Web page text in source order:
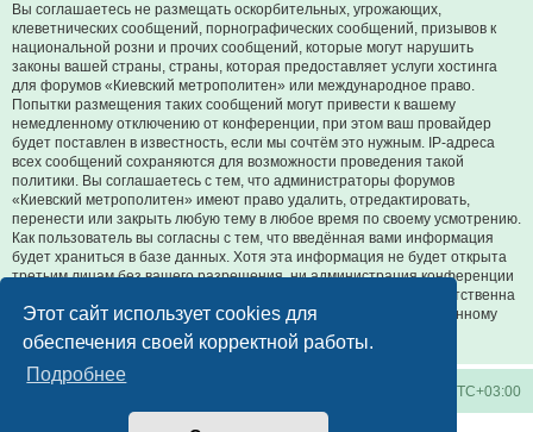
Этот сайт использует cookies для
обеспечения своей корректной работы.
Подробнее
Вы соглашаетесь не размещать оскорбительных, угрожающих,
клеветнических сообщений, порнографических сообщений, призывов к
национальной розни и прочих сообщений, которые могут нарушить
законы вашей страны, страны, которая предоставляет услуги хостинга
для форумов «Киевский метрополитен» или международное право.
Попытки размещения таких сообщений могут привести к вашему
немедленному отключению от конференции, при этом ваш провайдер
будет поставлен в известность, если мы сочтём это нужным. IP-адреса
всех сообщений сохраняются для возможности проведения такой
политики. Вы соглашаетесь с тем, что администраторы форумов
«Киевский метрополитен» имеют право удалить, отредактировать,
перенести или закрыть любую тему в любое время по своему усмотрению.
Как пользователь вы согласны с тем, что введённая вами информация
будет храниться в базе данных. Хотя эта информация не будет открыта
третьим лицам без вашего разрешения, ни администрация конференции
«Киевский метрополитен», ни phpBB Limited не может быть ответственна
за действия хакеров, которые могут привести к несанкционированному
доступу к ней.
UTC+03:00